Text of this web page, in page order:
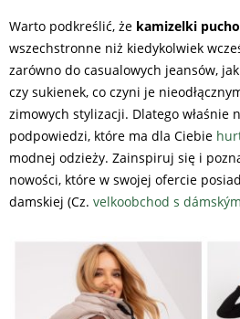
Warto podkreślić, że kamizelki
wszechstronne niż kiedykolwiek
zarówno do casualowych jeansów,
czy sukienek, co czyni je
zimowych stylizacji. Dlatego właśnie
podpowiedzi, które ma dla Ciebie
modnej odzieży. Zainspiruj się i
nowości, które w swojej ofercie
damskiej (Cz. velkoobchod s